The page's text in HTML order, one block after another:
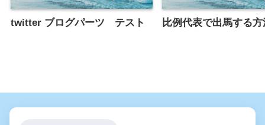
twitter ブログパーツ テスト 比例代表で出馬する